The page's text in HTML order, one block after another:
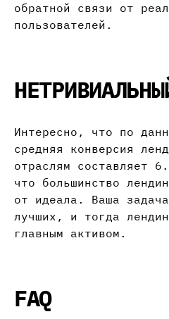
обратной связи от
пользователей.
Интересно, что по
средняя конверсия
отраслям составляет
что большинство
от идеала. Ваша
лучших, и тогда
главным активом.
FAQ